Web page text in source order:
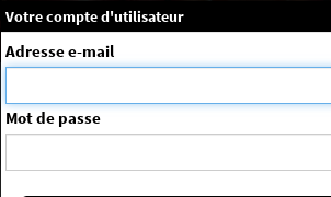
Message système
La séance choisie n'a pas été trouvée
Votre compte d'utilisateur
Adresse e-mail
Mot de passe